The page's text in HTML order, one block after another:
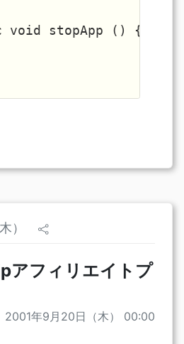
void stopApp () {
）
アフィリエイトプ
2001年9月20日（木） 00:00